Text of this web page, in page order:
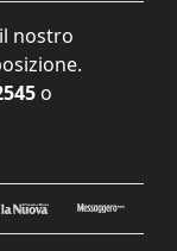
nostro
o